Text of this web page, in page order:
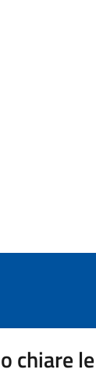
chiare